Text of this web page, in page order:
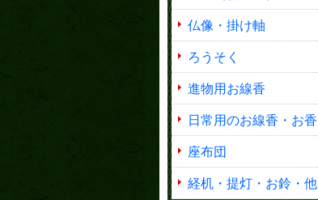
仏像・掛け軸
ろうそく
進物用お線香
日常用のお線香・お香
座布団
経机・提灯・お鈴・他